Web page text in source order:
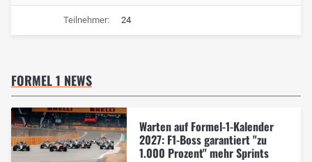
Teilnehmer: 24
FORMEL 1 NEWS
Warten auf Formel-1-Kalender
2027: F1-Boss garantiert "zu
1.000 Prozent" mehr Sprints